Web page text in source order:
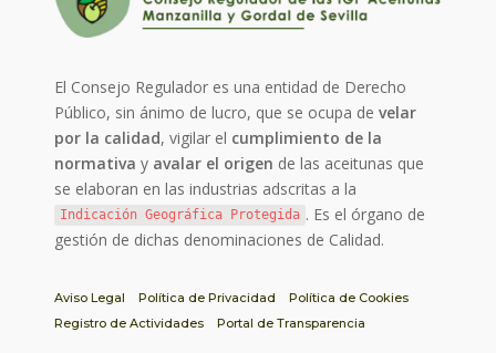
El Consejo Regulador es una entidad de Derecho
Público, sin ánimo de lucro, que se ocupa develar
por la calidad, vigilar el cumplimiento de la
normativa y avalar el origen de las aceitunas que
se elaboran en las industrias adscritas a la
Indicación Geográfica Protegida . Es el órgano de
gestión de dichas denominaciones de Calidad.
Aviso Legal Política de Privacidad
Política de Cookies
Registro de Actividades
Portal de Transparencia